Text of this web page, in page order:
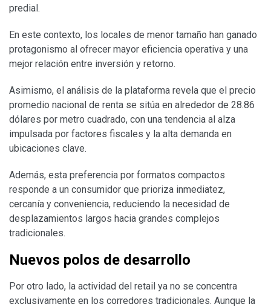
predial.
En este contexto, los locales de menor tamaño han ganado
protagonismo al ofrecer mayor eficiencia operativa y una
mejor relación entre inversión y retorno.
Asimismo, el análisis de la plataforma revela que el precio
promedio nacional de renta se sitúa en alrededor de 28.86
dólares por metro cuadrado, con una tendencia al alza
impulsada por factores fiscales y la alta demanda en
ubicaciones clave.
Además, esta preferencia por formatos compactos
responde a un consumidor que prioriza inmediatez,
cercanía y conveniencia, reduciendo la necesidad de
desplazamientos largos hacia grandes complejos
tradicionales.
Nuevos polos de desarrollo
Por otro lado, la actividad del retail ya no se concentra
exclusivamente en los corredores tradicionales. Aunque la